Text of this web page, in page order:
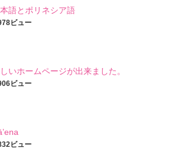
語とポリネシア語
ビュー
いホームページが出来ました。
ビュー
ビュー